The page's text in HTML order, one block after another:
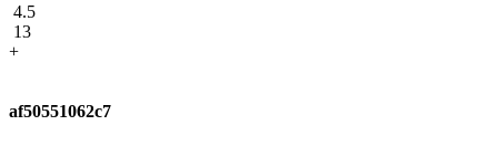
4.5
13
+
af50551062c7